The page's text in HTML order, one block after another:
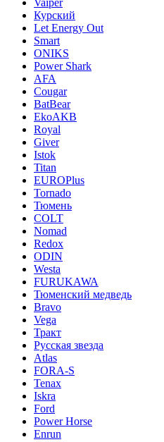
Курский
Let Energy Out
Smart
ONIKS
Power Shark
AFA
Cougar
BatBear
EkoAKB
Royal
Giver
Istok
Titan
EUROPlus
Tornado
Тюмень
COLT
Nomad
Redox
ODIN
Westa
FURUKAWA
Тюменский медведь
Bravo
Vega
Тракт
Русская звезда
Atlas
FORA-S
Tenax
Iskra
Ford
Power Horse
Enrun